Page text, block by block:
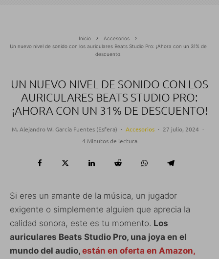
Inicio
Accesorios
Un nuevo nivel de sonido con los auriculares Beats Studio Pro: ¡Ahora con un 31% de
descuento!
UN NUEVO NIVEL DE SONIDO CON LOS
AURICULARES BEATS STUDIO PRO:
¡AHORA CON UN 31% DE DESCUENTO!
M. Alejandro W. García Fuentes (Esfera) · Accesorios · 27 julio, 2024 ·
4 Minutos de lectura
Si eres un amante de la música, un jugador
exigente o simplemente alguien que aprecia la
calidad sonora, este es tu momento. Los
auriculares Beats Studio Pro, una joya en el
mundo del audio, están en oferta en Amazon,